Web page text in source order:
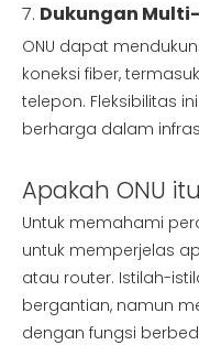
7. Dukungan
ONU dapat
koneksi fiber,
telepon. Fleksibilitas
berharga dalam
Apakah ONU
Untuk memahami
untuk memperjelas
atau router. Istilah-
bergantian, namun
dengan fungsi